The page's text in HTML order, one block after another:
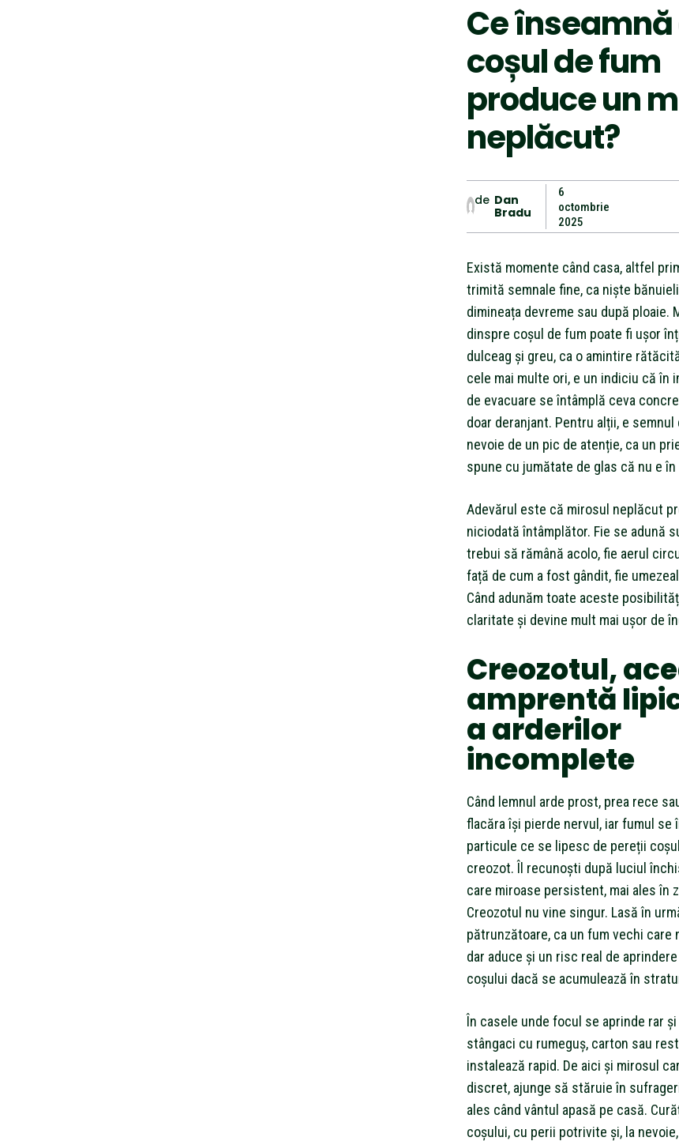
Ce
coșul de fum
produce un
neplăcut?
de Dan
Bradu
6
octombrie
2025
Există momente când casa, altfel
trimită semnale fine, ca niște
dimineața devreme sau după ploaie.
dinspre coșul de fum poate fi ușor
dulceag și greu, ca o amintire
cele mai multe ori, e un indiciu că în
de evacuare se întâmplă ceva
doar deranjant. Pentru alții, e
nevoie de un pic de atenție, ca un
spune cu jumătate de glas că nu e în
Adevărul este că mirosul neplăcut
niciodată întâmplător. Fie se adună
trebui să rămână acolo, fie aerul
față de cum a fost gândit, fie
Când adunăm toate aceste
claritate și devine mult mai ușor de
Creozotul,
amprentă
a arderilor
incomplete
Când lemnul arde prost, prea rece
flacăra își pierde nervul, iar fumul se
particule ce se lipesc de pereții
creozot. Îl recunoști după luciul
care miroase persistent, mai ales în
Creozotul nu vine singur. Lasă în
pătrunzătoare, ca un fum vechi care
dar aduce și un risc real de
coșului dacă se acumulează în
În casele unde focul se aprinde rar
stângaci cu rumeguș, carton sau
instalează rapid. De aici și mirosul
discret, ajunge să stăruie în
ales când vântul apasă pe casă.
coșului, cu perii potrivite și, la